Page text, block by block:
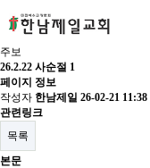
주보
26.2.22 사순절 1
페이지 정보
작성자 한남제일 26-02-21 11:38
관련링크
목록
본문